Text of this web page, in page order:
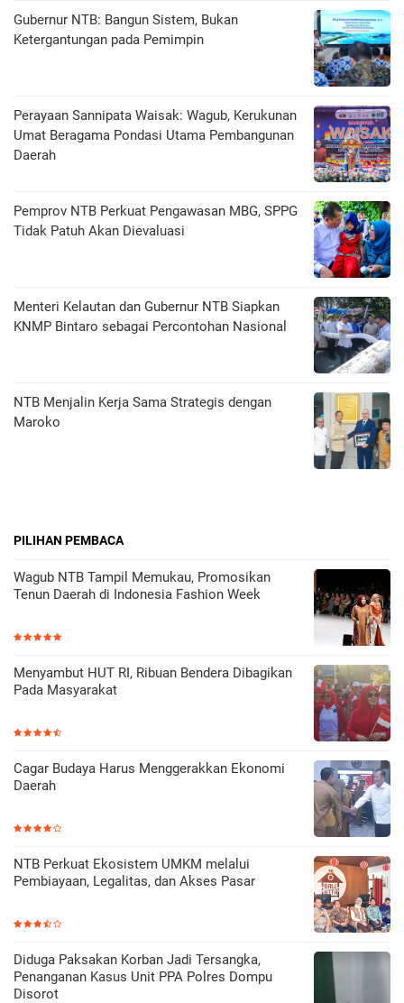
Gubernur NTB: Bangun Sistem, Bukan
Ketergantungan pada Pemimpin
Perayaan Sannipata Waisak: Wagub, Kerukunan
Umat Beragama Pondasi Utama Pembangunan
Daerah
Pemprov NTB Perkuat Pengawasan MBG, SPPG
Tidak Patuh Akan Dievaluasi
Menteri Kelautan dan Gubernur NTB Siapkan
KNMP Bintaro sebagai Percontohan Nasional
NTB Menjalin Kerja Sama Strategis dengan
Maroko
PILIHAN PEMBACA
Wagub NTB Tampil Memukau, Promosikan
Tenun Daerah di Indonesia Fashion Week
Menyambut HUT RI, Ribuan Bendera Dibagikan
Pada Masyarakat
Cagar Budaya Harus Menggerakkan Ekonomi
Daerah
NTB Perkuat Ekosistem UMKM melalui
Pembiayaan, Legalitas, dan Akses Pasar
Diduga Paksakan Korban Jadi Tersangka,
Penanganan Kasus Unit PPA Polres Dompu
Disorot